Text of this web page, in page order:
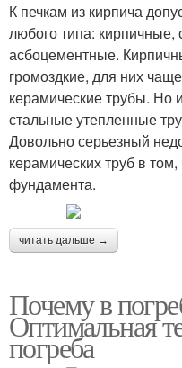
К печкам из кирпича
любого типа: кирпичные,
асбоцементные.
громоздкие, для них
керамические трубы. Но
стальные утепленные
Довольно серьезный
керамических труб в
фундамента.
читать дальше →
Почему в
Оптимальная
погреба